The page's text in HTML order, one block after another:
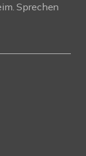
Sprechen